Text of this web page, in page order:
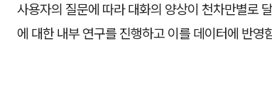
사용자의 질문에 따라 대화의 양상이 천차만별로
에 대한 내부 연구를 진행하고 이를 데이터에 반영